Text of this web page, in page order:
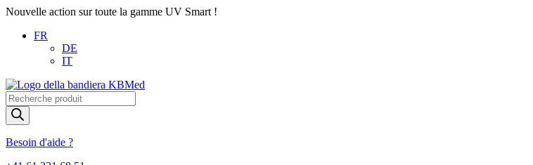
Nouvelle action sur toute la gamme UV Smart !
FR
DE
IT
Recherche
de
produits
Besoin d'aide ?